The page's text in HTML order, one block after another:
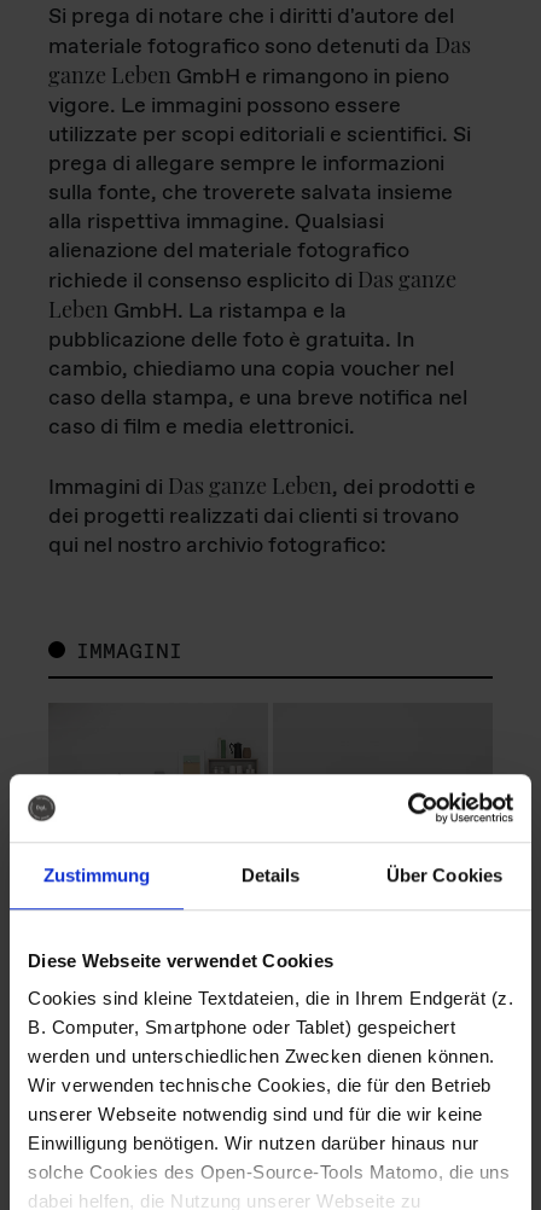
Zustimmung Details Über Cookies
Diese Webseite verwendet Cookies
Cookies sind kleine Textdateien, die in Ihrem Endgerät (z.
B. Computer, Smartphone oder Tablet) gespeichert
werden und unterschiedlichen Zwecken dienen können.
Wir verwenden technische Cookies, die für den Betrieb
unserer Webseite notwendig sind und für die wir keine
Einwilligung benötigen. Wir nutzen darüber hinaus nur
solche Cookies des Open-Source-Tools Matomo, die uns
dabei helfen, die Nutzung unserer Webseite zu
Si prega di notare che i diritti d'autore del
materiale fotografico sono detenuti da Das
ganze Leben GmbH e rimangono in pieno
vigore. Le immagini possono essere
utilizzate per scopi editoriali e scientifici. Si
prega di allegare sempre le informazioni
sulla fonte, che troverete salvata insieme
alla rispettiva immagine. Qualsiasi
alienazione del materiale fotografico
richiede il consenso esplicito di Das ganze
Leben GmbH. La ristampa e la
pubblicazione delle foto è gratuita. In
cambio, chiediamo una copia voucher nel
caso della stampa, e una breve notifica nel
caso di film e media elettronici.
Immagini di Das ganze Leben, dei prodotti e
dei progetti realizzati dai clienti si trovano
qui nel nostro archivio fotografico:
IMMAGINI
Fotografo: Lorenz
Sternbach
Download
Fotografo: Lorenz
Sternbach
Download